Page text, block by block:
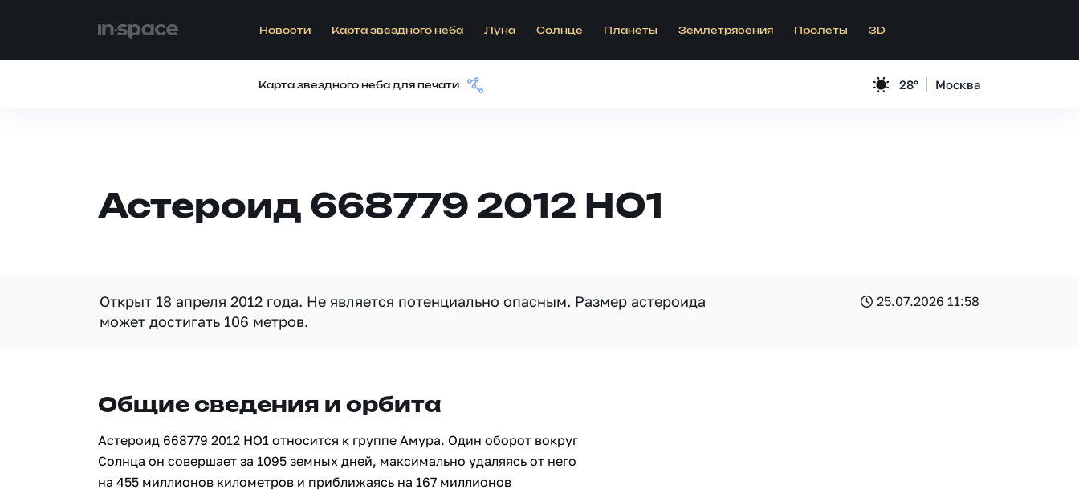
Новости Карта звездного неба Луна Солнце Планеты Землетрясения Пролеты 3D
Карта звездного неба для печати 28° Москва
Астероид 668779 2012 HO1
Открыт 18 апреля 2012 года. Не является потенциально опасным. Размер астероида
может достигать 106 метров.
25.07.2026 11:58
Общие сведения и орбита
Астероид 668779 2012 HO1 относится к группе Амура. Один оборот вокруг
Солнца он совершает за 1095 земных дней, максимально удаляясь от него
на 455 миллионов километров и приближаясь на 167 миллионов